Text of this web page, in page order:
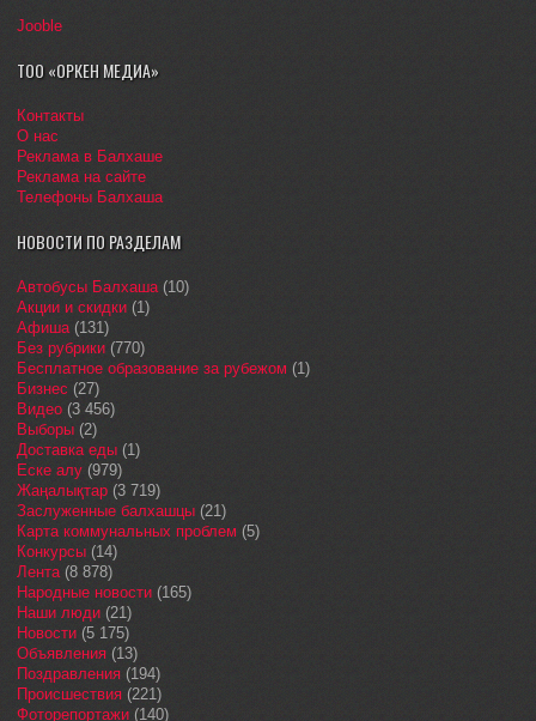
Jooble
ТОО «ОРКЕН МЕДИА»
Контакты
О нас
Реклама в Балхаше
Реклама на сайте
Телефоны Балхаша
НОВОСТИ ПО РАЗДЕЛАМ
Автобусы Балхаша(10)
Акции и скидки (1)
Афиша(131)
Без рубрики (770)
Бесплатное образование за рубежом (1)
Бизнес (27)
Видео (3 456)
Выборы (2)
Доставка еды (1)
Еске алу (979)
Жаңалықтар (3 719)
Заслуженные балхашцы (21)
Карта коммунальных проблем (5)
Конкурсы (14)
Лента(8 878)
Народные новости (165)
Наши люди (21)
Новости (5 175)
Объявления (13)
Поздравления (194)
Происшествия (221)
Фоторепортажи (140)